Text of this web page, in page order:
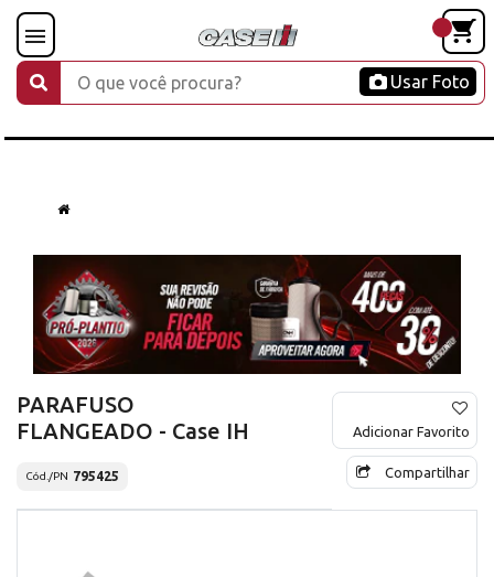
Usar Foto
PARAFUSO
FLANGEADO - Case IH
Cód./PN 795425
Adicionar Favorito
Compartilhar